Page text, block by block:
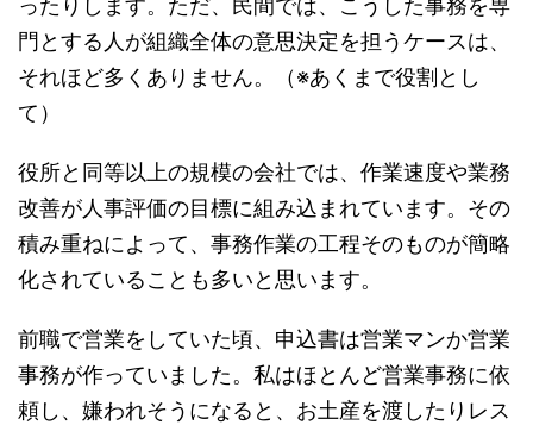
ったりします。ただ、民間では、こうした事務を専
門とする人が組織全体の意思決定を担うケースは、
それほど多くありません。（※あくまで役割とし
て）
役所と同等以上の規模の会社では、作業速度や業務
改善が人事評価の目標に組み込まれています。その
積み重ねによって、事務作業の工程そのものが簡略
化されていることも多いと思います。
前職で営業をしていた頃、申込書は営業マンか営業
事務が作っていました。私はほとんど営業事務に依
頼し、嫌われそうになると、お土産を渡したりレス